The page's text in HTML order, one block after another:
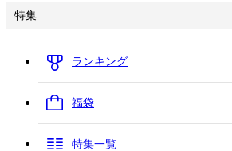
特集
ランキング
福袋
特集一覧